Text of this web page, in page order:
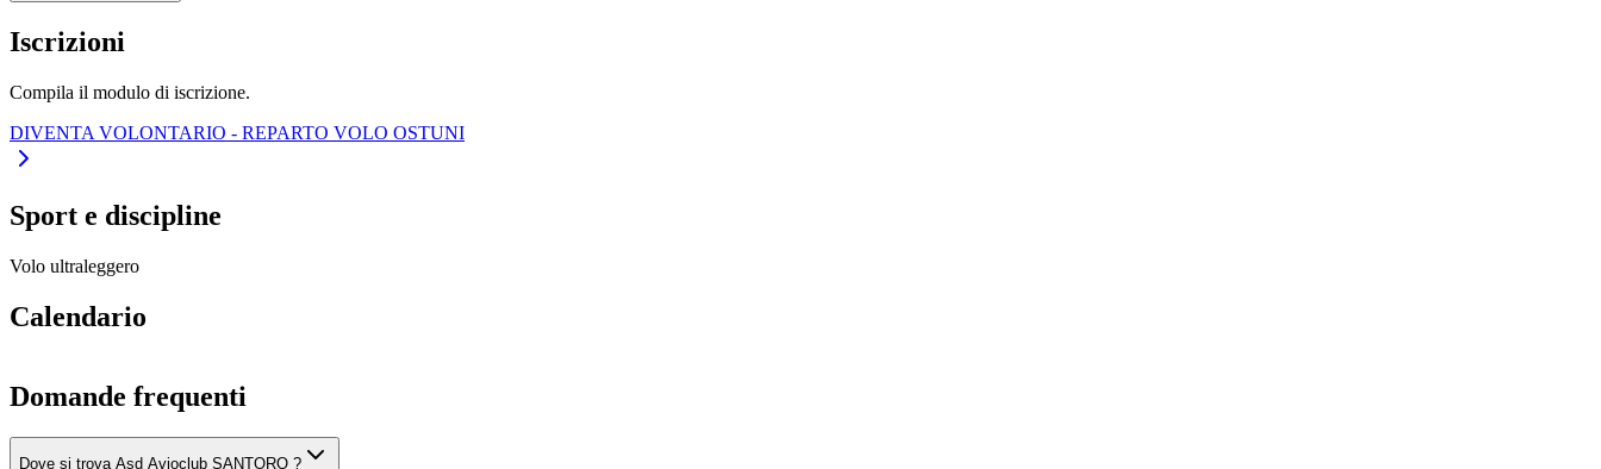
Iscrizioni
Compila il modulo di iscrizione.
DIVENTA VOLONTARIO - REPARTO VOLO OSTUNI
Sport e discipline
Volo ultraleggero
Calendario
Domande frequenti
Dove si trova Asd Avioclub SANTORO ?